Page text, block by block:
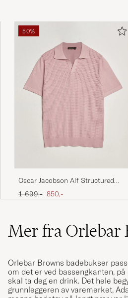
50%
Oscar Jacobson Alf Structured
Cotton Polo Pink
Ordinær pris
1 699,- Nedsatt pris
850,-
Mer fra Orlebar
Orlebar Browns badebukser
om det er ved bassengkanten,
skal ta deg en drink. Det hele
grunnleggeren av varemerket,